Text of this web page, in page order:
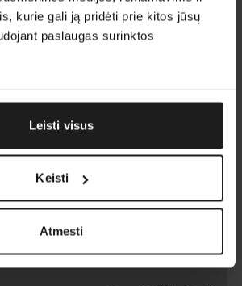
kurie gali ją pridėti prie kitos jūsų
paslaugas surinktos
Leisti visus
Keisti
Atmesti
PSK
VPA